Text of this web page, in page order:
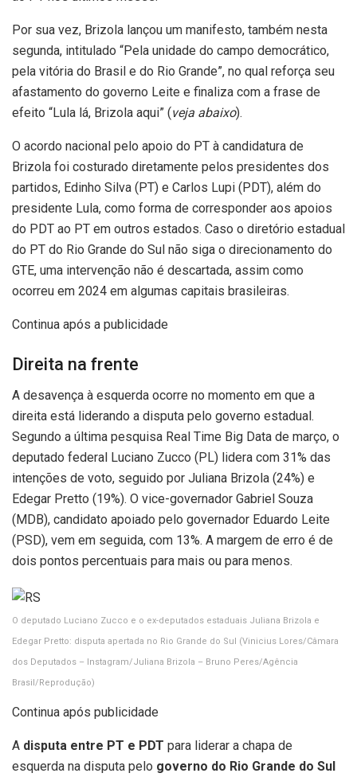
Por sua vez, Brizola lançou um manifesto, também nesta
segunda, intitulado “Pela unidade do campo democrático,
pela vitória do Brasil e do Rio Grande”, no qual reforça seu
afastamento do governo Leite e finaliza com a frase de
efeito “Lula lá, Brizola aqui” (veja abaixo).
O acordo nacional pelo apoio do PT à candidatura de
Brizola foi costurado diretamente pelos presidentes dos
partidos, Edinho Silva (PT) e Carlos Lupi (PDT), além do
presidente Lula, como forma de corresponder aos apoios
do PDT ao PT em outros estados. Caso o diretório estadual
do PT do Rio Grande do Sul não siga o direcionamento do
GTE, uma intervenção não é descartada, assim como
ocorreu em 2024 em algumas capitais brasileiras.
Continua após a publicidade
Direita na frente
A desavença à esquerda ocorre no momento em que a
direita está liderando a disputa pelo governo estadual.
Segundo a última pesquisa Real Time Big Data de março, o
deputado federal Luciano Zucco (PL) lidera com 31% das
intenções de voto, seguido por Juliana Brizola (24%) e
Edegar Pretto (19%). O vice-governador Gabriel Souza
(MDB), candidato apoiado pelo governador Eduardo Leite
(PSD), vem em seguida, com 13%. A margem de erro é de
dois pontos percentuais para mais ou para menos.
O deputado Luciano Zucco e o ex-deputados estaduais Juliana Brizola e
Edegar Pretto: disputa apertada no Rio Grande do Sul (Vinicius Lores/Câmara
dos Deputados – Instagram/Juliana Brizola – Bruno Peres/Agência
Brasil/Reprodução)
Continua após publicidade
A disputa entre PT e PDT para liderar a chapa de
esquerda na disputa pelo governo do Rio Grande do Sul